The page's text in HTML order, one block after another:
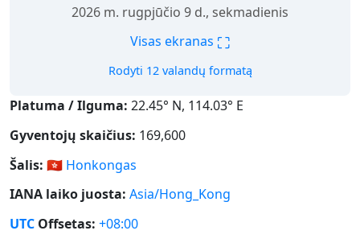
2026 m. rugpjūčio 9 d., sekmadienis
Visas ekranas ⛶
Rodyti 12 valandų formatą
Platuma / Ilguma: 22.45° N, 114.03° E
Gyventojų skaičius: 169,600
Šalis: 🇭🇰 Honkongas
IANA laiko juosta: Asia/Hong_Kong
UTC Offsetas: +08:00